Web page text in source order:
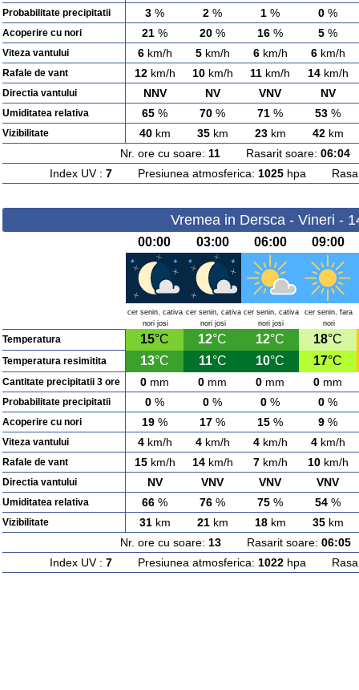
Probabilitate precipitatii 3 % 2 % 1 % 0 %
Acoperire cu nori 21 % 20 % 16 % 5 %
Viteza vantului 6km/h 5km/h 6km/h 6km/h
Rafale de vant 12km/h 10km/h 11 km/h 14km/h
Directia vantului NNV NV VNV NV
Umiditatea relativa 65 % 70 % 71 % 53 %
Vizibilitate 40km 35km 23km 42km
Nr. ore cu soare: 11 Rasarit soare: 06:04
Index UV : 7Presiunea atmosferica: 1025hpa
Vremea in Dersca - Vineri -
00:00 03:00 06:00 09:00
cer senin, cativa
nori josi
cer senin, cativa
nori josi
cer senin, cativa
nori josi
cer senin, fara
nori
Temperatura 15°C 12°C 12°C 18°C
Temperatura resimitita 13°C 11°C 10°C 17°C
Cantitate precipitatii 3 ore 0 mm 0 mm 0 mm 0 mm
Probabilitate precipitatii 0 % 0 % 0 % 0 %
Acoperire cu nori 19 % 17 % 15 % 9 %
Viteza vantului 4km/h 4km/h 4km/h 4km/h
Rafale de vant 15km/h 14km/h 7km/h 10km/h
Directia vantului NV VNV VNV VNV
Umiditatea relativa 66 % 76 % 75 % 54 %
Vizibilitate 31km 21km 18km 35km
Nr. ore cu soare: 13Rasarit soare: 06:05
Index UV : 7Presiunea atmosferica: 1022hpa